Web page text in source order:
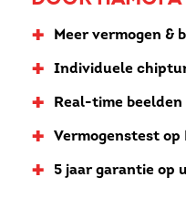
+ Meer vermogen &
+ Individuele
+ Real-time
+ Vermogenstest
+ 5 jaar garantie op